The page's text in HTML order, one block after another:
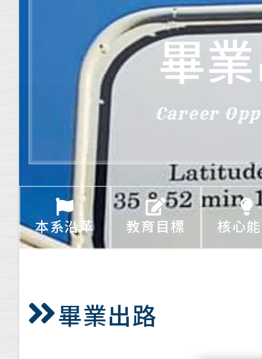
畢
Career
本系沿革 教育目標 核心
畢業出路